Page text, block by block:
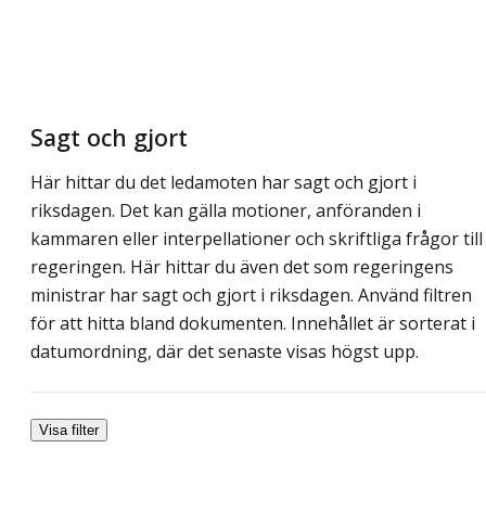
Sagt och gjort
Här hittar du det ledamoten har sagt och gjort i
riksdagen. Det kan gälla motioner, anföranden i
kammaren eller interpellationer och skriftliga frågor till
regeringen. Här hittar du även det som regeringens
ministrar har sagt och gjort i riksdagen. Använd filtren
för att hitta bland dokumenten. Innehållet är sorterat i
datumordning, där det senaste visas högst upp.
Visa filter